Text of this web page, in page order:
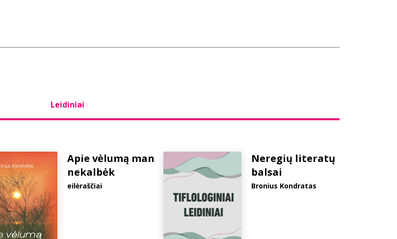
Leidiniai
Apie vėlumą man
nekalbėk
eilėraščiai
Neregių literatų
balsai
Bronius Kondratas